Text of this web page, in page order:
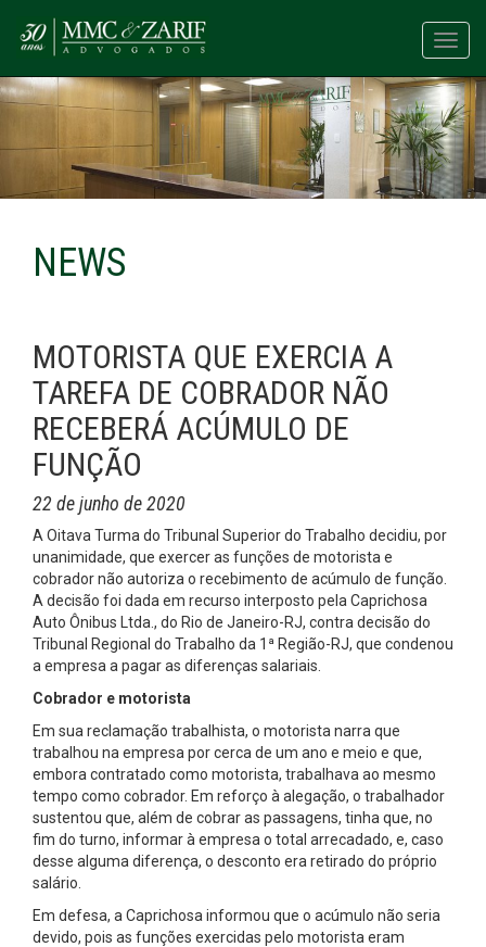
NEWS
MOTORISTA QUE EXERCIA A
TAREFA DE COBRADOR NÃO
RECEBERÁ ACÚMULO DE
FUNÇÃO
22 de junho de 2020
A Oitava Turma do Tribunal Superior do Trabalho decidiu, por
unanimidade, que exercer as funções de motorista e
cobrador não autoriza o recebimento de acúmulo de função.
A decisão foi dada em recurso interposto pela Caprichosa
Auto Ônibus Ltda., do Rio de Janeiro-RJ, contra decisão do
Tribunal Regional do Trabalho da 1ª Região-RJ, que condenou
a empresa a pagar as diferenças salariais.
Cobrador e motorista
Em sua reclamação trabalhista, o motorista narra que
trabalhou na empresa por cerca de um ano e meio e que,
embora contratado como motorista, trabalhava ao mesmo
tempo como cobrador. Em reforço à alegação, o trabalhador
sustentou que, além de cobrar as passagens, tinha que, no
fim do turno, informar à empresa o total arrecadado, e, caso
desse alguma diferença, o desconto era retirado do próprio
salário.
Em defesa, a Caprichosa informou que o acúmulo não seria
devido, pois as funções exercidas pelo motorista eram